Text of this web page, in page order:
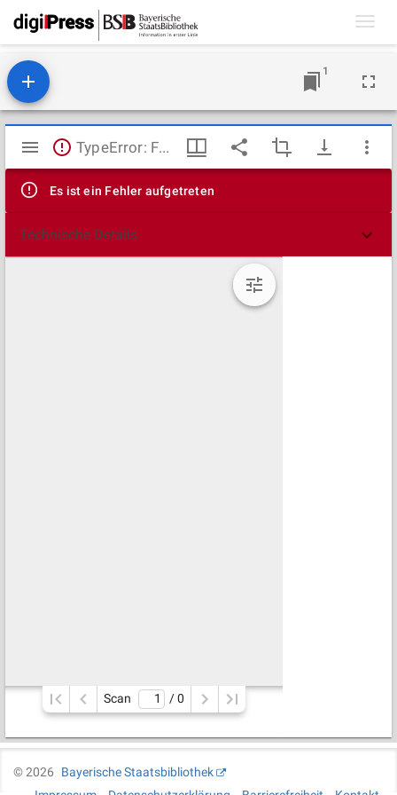
1
Mirador
Viewer
TypeError: Failed to fetch
Es ist ein Fehler aufgetreten
Technische Details
Scan / 0
©2026
Bayerische Staatsbibliothek